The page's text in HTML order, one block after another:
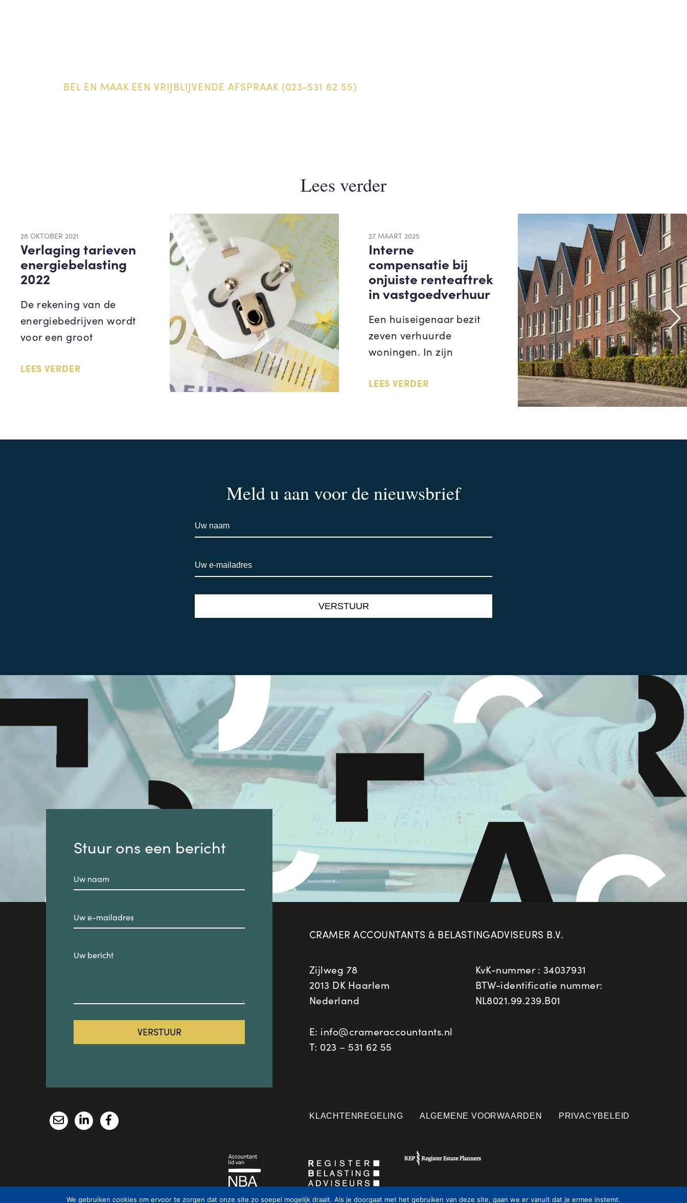
BEL EN MAAK EEN VRIJBLIJVENDE AFSPRAAK (023-531 62 55)
Lees verder
28 OKTOBER 2021
Verlaging tarieven
energiebelasting
2022
De rekening van de
energiebedrijven wordt
voor een groot
LEES VERDER
27 MAART 2025
Interne
compensatie bij
onjuiste renteaftrek
in vastgoedverhuur
Een huiseigenaar bezit
zeven verhuurde
woningen. In zijn
LEES VERDER
Meld u aan voor de nieuwsbrief
Stuur ons een bericht
CRAMER ACCOUNTANTS & BELASTINGADVISEURS B.V.
Zijlweg 78
2013 DK Haarlem
Nederland
E: info@crameraccountants.nl
T: 023 – 531 62 55
KvK-nummer : 34037931
BTW-identificatie nummer:
NL8021.99.239.B01
KLACHTENREGELING ALGEMENE VOORWAARDEN PRIVACYBELEID
We gebruiken cookies om ervoor te zorgen dat onze site zo soepel mogelijk draait. Als je doorgaat met het gebruiken van deze site, gaan we er vanuit dat je ermee instemt.